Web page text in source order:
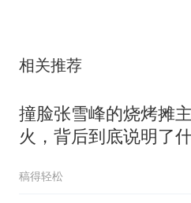
相关推荐
撞脸张雪峰的烧烤摊
火，背后到底说明了
稿得轻松